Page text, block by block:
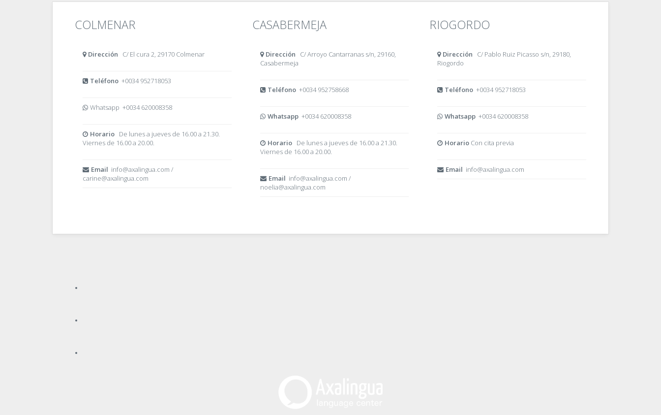
COLMENAR
Dirección C/ El cura 2, 29170 Colmenar
Teléfono +0034 952718053
Whatsapp +0034 620008358
Horario De lunes a jueves de 16.00 a 21.30.
Viernes de 16.00 a 20.00.
Email info@axalingua.com /
carine@axalingua.com
CASABERMEJA
Dirección C/ Arroyo Cantarranas s/n, 29160,
Casabermeja
Teléfono+0034 952758668
Whatsapp+0034 620008358
HorarioDe lunes a jueves de 16.00 a 21.30.
Viernes de 16.00 a 20.00.
Email info@axalingua.com /
noelia@axalingua.com
RIOGORDO
Dirección C/ Pablo Ruiz Picasso s/n, 29180,
Riogordo
Teléfono+0034 952718053
Whatsapp+0034 620008358
HorarioCon cita previa
Email info@axalingua.com